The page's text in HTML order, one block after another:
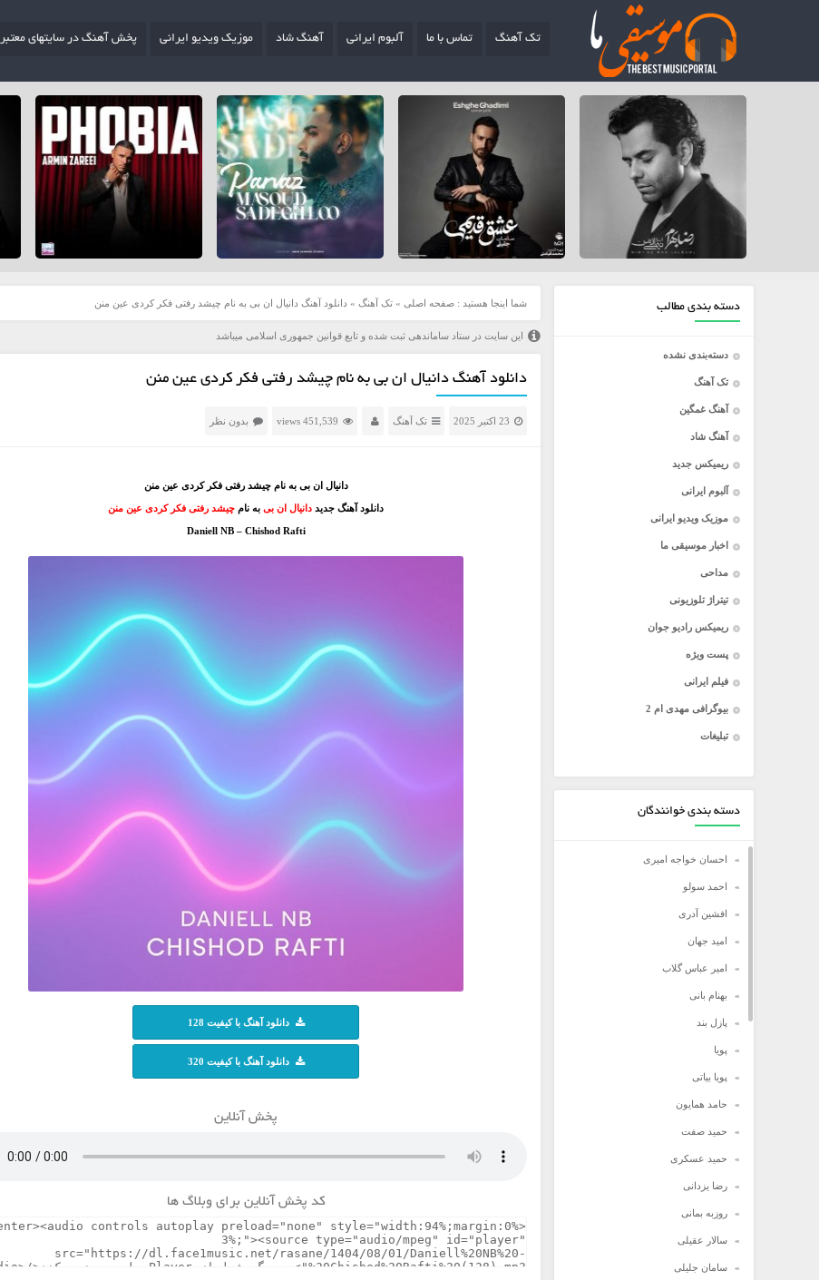
تک آهنگ تماس با ما آلبوم ایرانی آهنگ شاد موزیک ویدیو ایرانی پخش آهنگ در سایتهای معتبر
دسته بندی مطالب
دسته‌بندی نشده
تک آهنگ
آهنگ غمگین
آهنگ شاد
ریمیکس جدید
آلبوم ایرانی
موزیک ویدیو ایرانی
اخبار موسیقی ما
مداحی
تیتراژ تلوزیونی
ریمیکس رادیو جوان
پست ویژه
فیلم ایرانی
بیوگرافی مهدی ام 2
تبلیغات
دسته بندی خوانندگان
احسان خواجه امیری
احمد سولو
افشین آدری
امید جهان
امیر عباس گلاب
بهنام بانی
پازل بند
پویا
پویا بیاتی
حامد همایون
حمید صفت
حمید عسکری
رضا یزدانی
روزبه بمانی
سالار عقیلی
سامان جلیلی
شما اینجا هستید : صفحه اصلی » تک آهنگ » دانلود آهنگ دانیال ان بی به نام چیشد رفتی فکر کردی عین منن
این سایت در ستاد ساماندهی ثبت شده و تابع قوانین جمهوری اسلامی میباشد
دانلود آهنگ دانیال ان بی به نام چیشد رفتی فکر کردی عین منن
23 اکتبر 2025 تک آهنگ 451,539 views بدون نظر
دانیال ان بی به نام چیشد رفتی فکر کردی عین منن
دانلود آهنگ جدید دانیال ان بی به نام چیشد رفتی فکر کردی عین منن
Daniell NB – Chishod Rafti
دانلود آهنگ با کیفیت 128
دانلود آهنگ با کیفیت 320
پخش آنلاین
کد پخش آنلاین برای وبلاگ ها